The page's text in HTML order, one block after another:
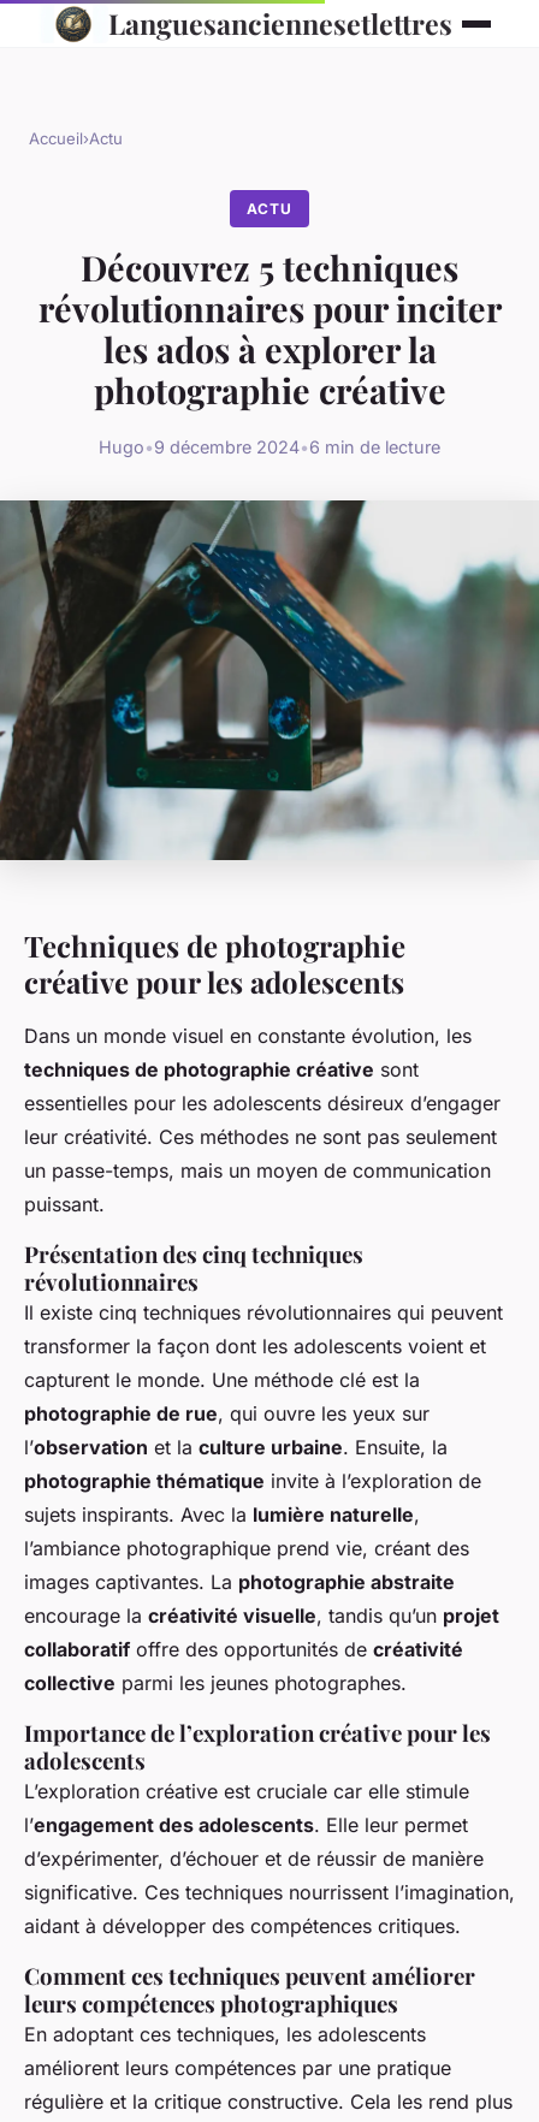
Languesanciennesetlettres
Accueil›Actu
ACTU
Découvrez 5 techniques
révolutionnaires pour inciter
les ados à explorer la
photographie créative
Hugo•9 décembre 2024•6 min de lecture
Techniques de photographie
créative pour les adolescents
Dans un monde visuel en constante évolution, les
techniques de photographie créative sont
essentielles pour les adolescents désireux d’engager
leur créativité. Ces méthodes ne sont pas seulement
un passe-temps, mais un moyen de communication
puissant.
Présentation des cinq techniques
révolutionnaires
Il existe cinq techniques révolutionnaires qui peuvent
transformer la façon dont les adolescents voient et
capturent le monde. Une méthode clé est la
photographie de rue, qui ouvre les yeux sur
l’observation et la culture urbaine. Ensuite, la
photographie thématique invite à l’exploration de
sujets inspirants. Avec la lumière naturelle,
l’ambiance photographique prend vie, créant des
images captivantes. La photographie abstraite
encourage la créativité visuelle, tandis qu’un projet
collaboratifoffre des opportunités de créativité
collective parmi les jeunes photographes.
Importance de l’exploration créative pour les
adolescents
L’exploration créative est cruciale car elle stimule
l’engagement des adolescents. Elle leur permet
d’expérimenter, d’échouer et de réussir de manière
significative. Ces techniques nourrissent l’imagination,
aidant à développer des compétences critiques.
Comment ces techniques peuvent améliorer
leurs compétences photographiques
En adoptant ces techniques, les adolescents
améliorent leurs compétences par une pratique
régulière et la critique constructive. Cela les rend plus